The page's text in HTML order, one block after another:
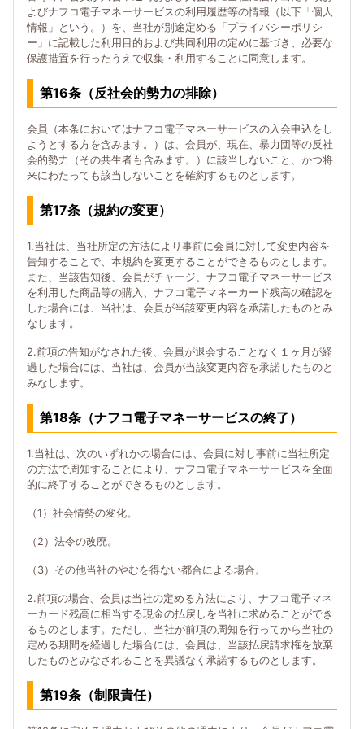
よびナフコ電子マネーサービスの利用履歴等の情報（以下「個人
情報」という。）を、当社が別途定める「プライバシーポリシ
ー」に記載した利用目的および共同利用の定めに基づき、必要な
保護措置を行ったうえで収集・利用することに同意します。
第16条（反社会的勢力の排除）
会員（本条においてはナフコ電子マネーサービスの入会申込をし
ようとする方を含みます。）は、会員が、現在、暴力団等の反社
会的勢力（その共生者も含みます。）に該当しないこと、かつ将
来にわたっても該当しないことを確約するものとします。
第17条（規約の変更）
1.当社は、当社所定の方法により事前に会員に対して変更内容を
告知することで、本規約を変更することができるものとします。
また、当該告知後、会員がチャージ、ナフコ電子マネーサービス
を利用した商品等の購入、ナフコ電子マネーカード残高の確認を
した場合には、当社は、会員が当該変更内容を承諾したものとみ
なします。
2.前項の告知がなされた後、会員が退会することなく１ヶ月が経
過した場合には、当社は、会員が当該変更内容を承諾したものと
みなします。
第18条（ナフコ電子マネーサービスの終了）
1.当社は、次のいずれかの場合には、会員に対し事前に当社所定
の方法で周知することにより、ナフコ電子マネーサービスを全面
的に終了することができるものとします。
（1）社会情勢の変化。
（2）法令の改廃。
（3）その他当社のやむを得ない都合による場合。
2.前項の場合、会員は当社の定める方法により、ナフコ電子マネ
ーカード残高に相当する現金の払戻しを当社に求めることができ
るものとします。ただし、当社が前項の周知を行ってから当社の
定める期間を経過した場合には、会員は、当該払戻請求権を放棄
したものとみなされることを異議なく承諾するものとします。
第19条（制限責任）